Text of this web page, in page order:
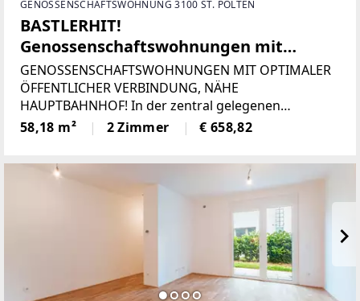
GENOSSENSCHAFTSWOHNUNG 3100 ST. PÖLTEN
BASTLERHIT!
Genossenschaftswohnungen mit
optimaler öffentlicher Verbindung,
nähe Hauptbahnhof!
GENOSSENSCHAFTSWOHNUNGEN MIT OPTIMALER
ÖFFENTLICHER VERBINDUNG, NÄHE
HAUPTBAHNHOF! In der zentral gelegenen
Liegenschaft auf der Praterstraße gelangen diese
Genossenschaftswohnungen zur Vermietung. Die
58,18 m² 2 Zimmer € 658,82